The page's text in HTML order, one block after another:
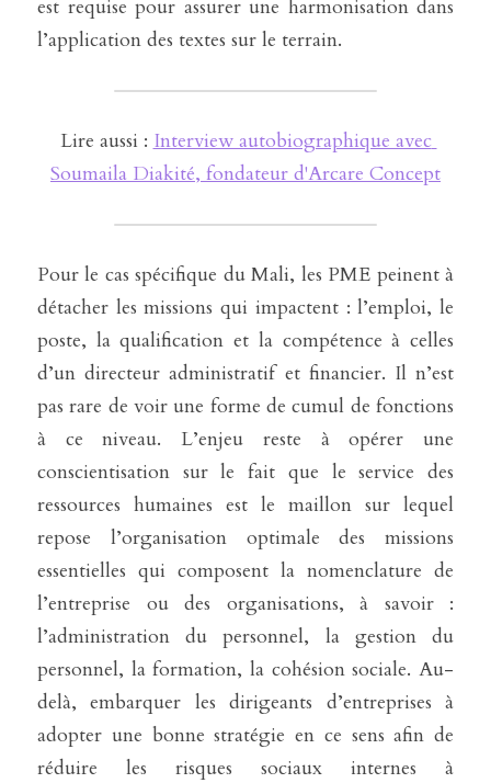
est requise pour assurer une harmonisation dans
l’application des textes sur le terrain.
Lire aussi : Interview autobiographique avec
Soumaila Diakité, fondateur d'Arcare Concept
Pour le cas spécifique du Mali, les PME peinent à
détacher les missions qui impactent : l’emploi, le
poste, la qualification et la compétence à celles
d’un directeur administratif et financier. Il n’est
pas rare de voir une forme de cumul de fonctions
à ce niveau. L’enjeu reste à opérer une
conscientisation sur le fait que le service des
ressources humaines est le maillon sur lequel
repose l’organisation optimale des missions
essentielles qui composent la nomenclature de
l’entreprise ou des organisations, à savoir :
l’administration du personnel, la gestion du
personnel, la formation, la cohésion sociale. Au-
delà, embarquer les dirigeants d’entreprises à
adopter une bonne stratégie en ce sens afin de
réduire les risques sociaux internes à